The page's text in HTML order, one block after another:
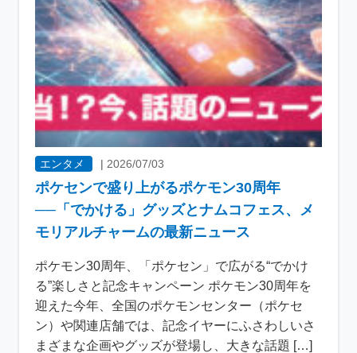
エンタメ | 2026/07/03
ポケセンで盛り上がるポケモン30周年
──「でかける」グッズとナムコフェス、メ
モリアルチャームの最新ニュース
ポケモン30周年、「ポケセン」で広がる“でかけ
る”楽しさと記念キャンペーン ポケモン30周年を
迎えた今年、全国のポケモンセンター（ポケセ
ン）や関連店舗では、記念イヤーにふさわしいさ
まざまな企画やグッズが登場し、大きな話題 […]